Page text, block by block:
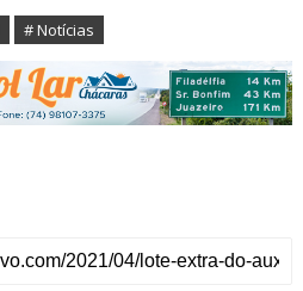
# Notícias